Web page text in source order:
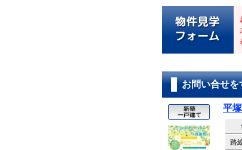
お問い合せを
平
路